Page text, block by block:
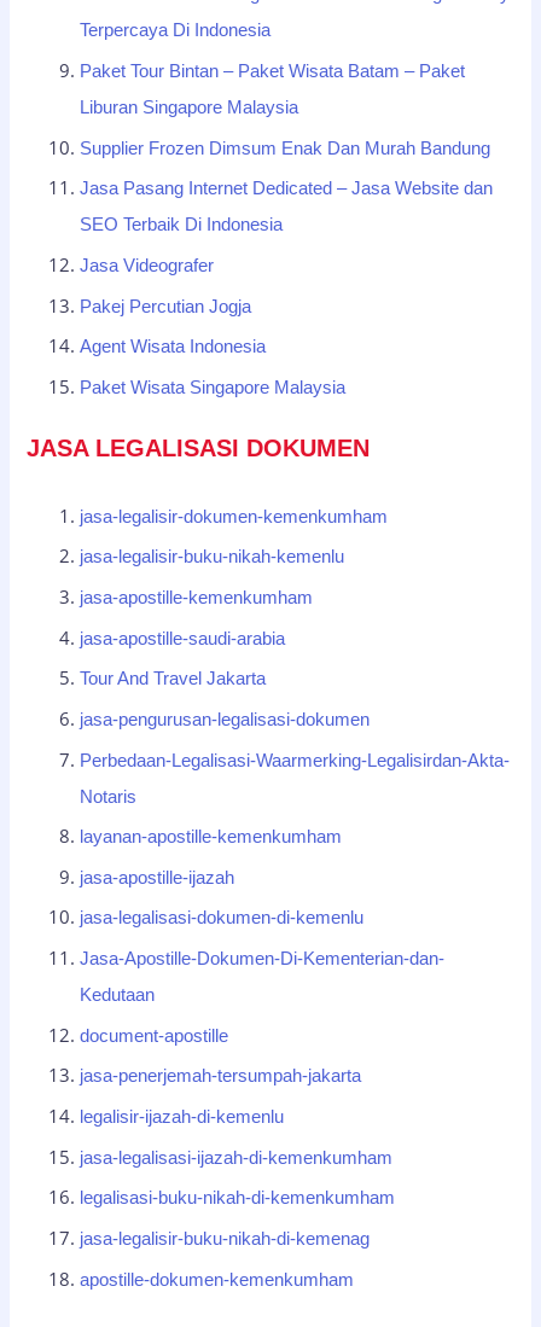
Terpercaya Di Indonesia
Paket Tour Bintan – Paket Wisata Batam – Paket
Liburan Singapore Malaysia
Supplier Frozen Dimsum Enak Dan Murah Bandung
Jasa Pasang Internet Dedicated – Jasa Website dan
SEO Terbaik Di Indonesia
Jasa Videografer
Pakej Percutian Jogja
Agent Wisata Indonesia
Paket Wisata Singapore Malaysia
JASA LEGALISASI DOKUMEN
jasa-legalisir-dokumen-kemenkumham
jasa-legalisir-buku-nikah-kemenlu
jasa-apostille-kemenkumham
jasa-apostille-saudi-arabia
Tour And Travel Jakarta
jasa-pengurusan-legalisasi-dokumen
Perbedaan-Legalisasi-Waarmerking-Legalisirdan-Akta-
Notaris
layanan-apostille-kemenkumham
jasa-apostille-ijazah
jasa-legalisasi-dokumen-di-kemenlu
Jasa-Apostille-Dokumen-Di-Kementerian-dan-
Kedutaan
document-apostille
jasa-penerjemah-tersumpah-jakarta
legalisir-ijazah-di-kemenlu
jasa-legalisasi-ijazah-di-kemenkumham
legalisasi-buku-nikah-di-kemenkumham
jasa-legalisir-buku-nikah-di-kemenag
apostille-dokumen-kemenkumham